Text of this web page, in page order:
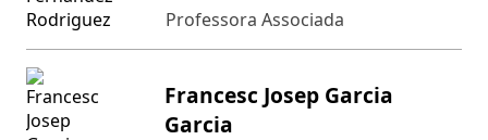
Professora Associada
Francesc Josep Garcia
Garcia